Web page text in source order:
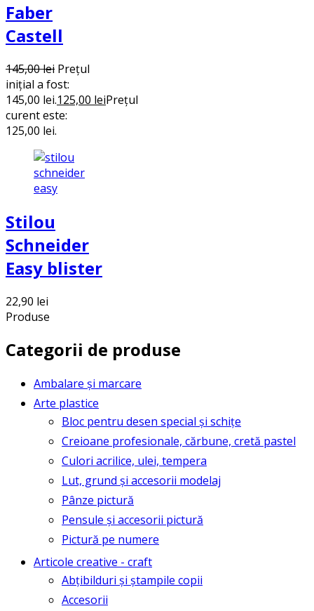
Faber
Castell
145,00lei Prețul
inițial a fost:
145,00 lei.125,00 leiPrețul
curent este:
125,00 lei.
Stilou
Schneider
Easy blister
22,90 lei
Produse
Categorii de produse
Ambalare și marcare
Arte plastice
Bloc pentru desen special și schițe
Creioane profesionale, cărbune, cretă pastel
Culori acrilice, ulei, tempera
Lut, grund și accesorii modelaj
Pânze pictură
Pensule și accesorii pictură
Pictură pe numere
Articole creative - craft
Abțibilduri și ștampile copii
Accesorii